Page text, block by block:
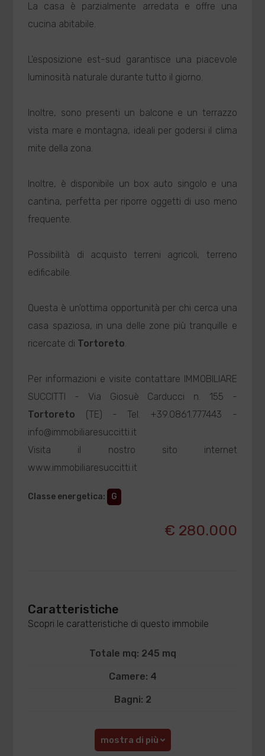
La casa è parzialmente arredata e offre una
cucina abitabile.
L'esposizione est-sud garantisce una piacevole
luminosità naturale durante tutto il giorno.
Inoltre, sono presenti un balcone e un terrazzo
vista mare e montagna, ideali per godersi il clima
mite della zona.
Inoltre, è disponibile un box auto singolo e una
cantina, perfetta per riporre oggetti di uso meno
frequente.
Possibilità di acquisto terreni agricoli, terreno
edificabile.
Questa è un'ottima opportunità per chi cerca una
casa spaziosa, in una delle zone più tranquille e
ricercate di Tortoreto.
Per informazioni e visite contattare IMMOBILIARE
SUCCITTI - Via Giosuè Carducci n. 155 -
Tortoreto (TE) - Tel. +39.0861.777443 -
info@immobiliaresuccitti.it
Visita il nostro sito internet
www.immobiliaresuccitti.it
Classe energetica: G
€ 280.000
Caratteristiche
Scopri le caratteristiche di questo immobile
Totale mq: 245 mq
Camere: 4
Bagni: 2
mostra di più